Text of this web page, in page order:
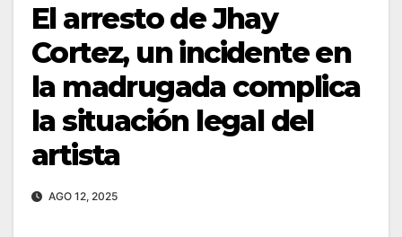
El arresto de Jhay
Cortez, un incidente en
la madrugada complica
la situación legal del
artista
AGO 12, 2025